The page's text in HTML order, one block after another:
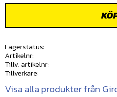
Lagerstatus
Artikelnr
Tillv. artikelnr
Tillverkare
Visa alla produkter från